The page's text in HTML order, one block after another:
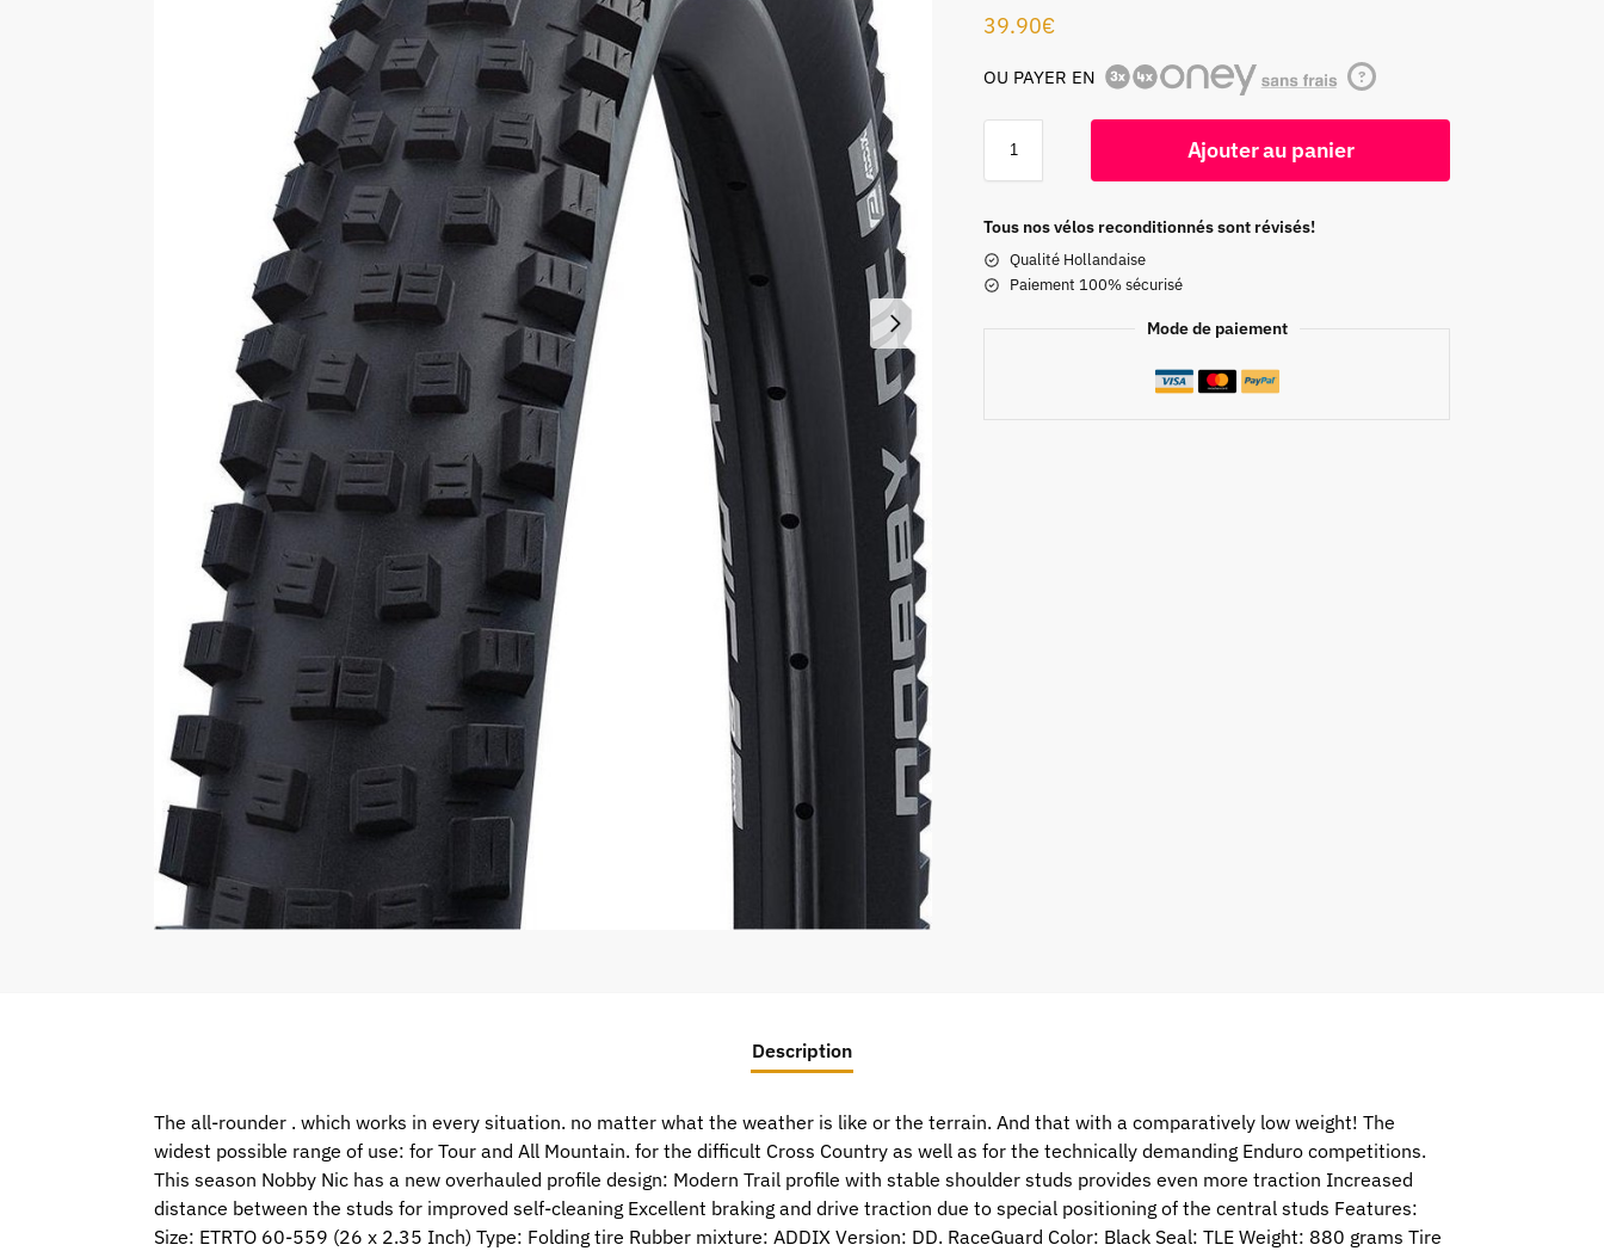
39.90€
OU PAYER EN ?
Ajouter au panier
Tous nos vélos reconditionnés sont révisés!
Qualité Hollandaise
Paiement 100% sécurisé
Mode de paiement
Description
The all-rounder . which works in every situation. no matter what the weather is like or the terrain. And that with a comparatively low weight! The
widest possible range of use: for Tour and All Mountain. for the difficult Cross Country as well as for the technically demanding Enduro competitions.
This season Nobby Nic has a new overhauled profile design: Modern Trail profile with stable shoulder studs provides even more traction Increased
distance between the studs for improved self-cleaning Excellent braking and drive traction due to special positioning of the central studs Features:
Size: ETRTO 60-559 (26 x 2.35 Inch) Type: Folding tire Rubber mixture: ADDIX Version: DD. RaceGuard Color: Black Seal: TLE Weight: 880 grams Tire